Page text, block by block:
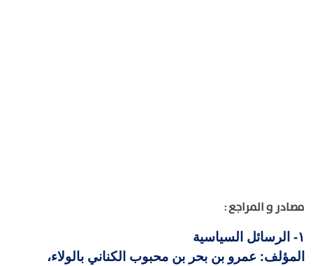
مصادر و المراجع :
١-
الرسائل السياسية
المؤلف: عمرو بن بحر بن محبوب الكناني بالولاء،